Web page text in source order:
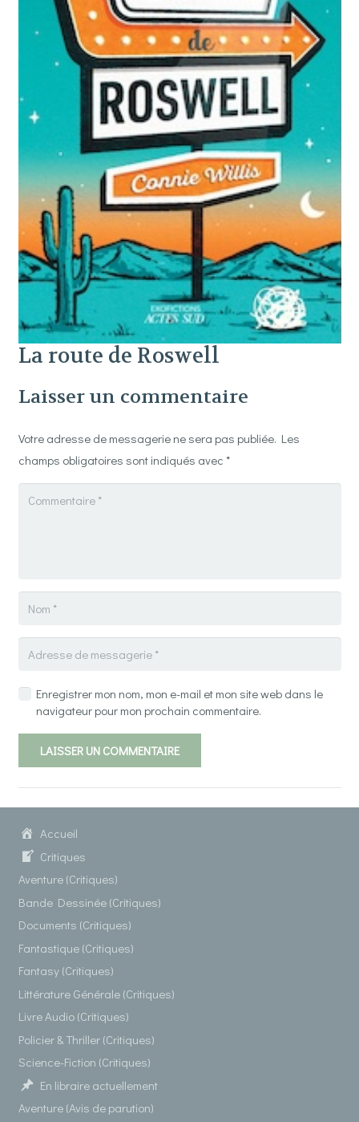
La route de Roswell
Laisser un commentaire
Votre adresse de messagerie ne sera pas publiée. Les
champs obligatoires sont indiqués avec *
Enregistrer mon nom, mon e-mail et mon site web dans le
navigateur pour mon prochain commentaire.
LAISSER UN COMMENTAIRE
Accueil
Critiques
Aventure (Critiques)
Bande Dessinée (Critiques)
Documents (Critiques)
Fantastique (Critiques)
Fantasy (Critiques)
Littérature Générale (Critiques)
Livre Audio (Critiques)
Policier & Thriller (Critiques)
Science-Fiction (Critiques)
En libraire actuellement
Aventure (Avis de parution)